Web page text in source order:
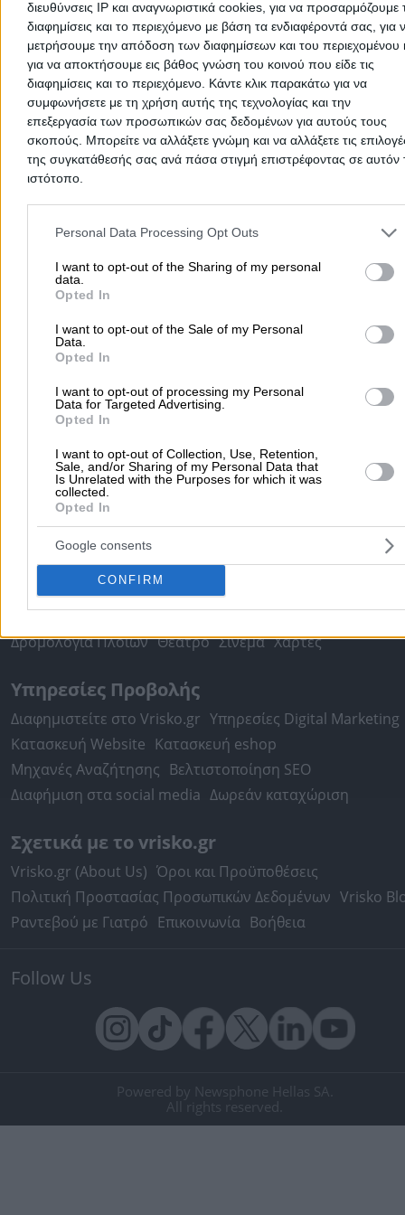
διευθύνσεις IP και αναγνωριστικά cookies, για να προσαρμόζουμε
διαφημίσεις και το περιεχόμενο με βάση τα ενδιαφέροντά σας, για
μετρήσουμε την απόδοση των διαφημίσεων και του περιεχομένου
για να αποκτήσουμε εις βάθος γνώση του κοινού που είδε τις
διαφημίσεις και το περιεχόμενο. Κάντε κλικ παρακάτω για να
συμφωνήσετε με τη χρήση αυτής της τεχνολογίας και την
επεξεργασία των προσωπικών σας δεδομένων για αυτούς τους
σκοπούς. Μπορείτε να αλλάξετε γνώμη και να αλλάξετε τις
της συγκατάθεσής σας ανά πάσα στιγμή επιστρέφοντας σε αυτόν
ιστότοπο.
Please note that this website/app uses one or more Google
and may gather and store information including but not limited to
to Google and its third-party tags to use your data for below
purposes in below Google consent section.
Personal Data Processing Opt Outs
I want to opt-out of the Sharing of my personal
data.
Opted In
I want to opt-out of the Sale of my Personal
Data.
Opted In
I want to opt-out of processing my Personal
Data for Targeted Advertising.
Opted In
I want to opt-out of Collection, Use, Retention,
Sale, and/or Sharing of my Personal Data that
Is Unrelated with the Purposes for which it was
collected.
Opted In
Google consents
CONFIRM
Ψυχοθεραπεία Φαρμακευτικές Εταιρείες
& Προϊόντα Φαρμακαποθήκες Γενικοί Οικογενειακοί
Τεχνητά Μέλη Ανθρώπινου Σώματος Καλλυντικά
Δερματολόγοι - Αφροδισιολόγοι
Οφθαλμίατροι
Ενδοκρινολόγοι
Γυναικολόγοι ΩΡΛ
Διαγνωστικά
Ορθοπαιδικά Είδη Φαρμακεία Ορθοπαιδικοί
Αρχική > Εφημερεύοντα & Ανοιχτά Φαρμακεία
Δημοφιλείς Αναζητήσεις
Μετακομίσεις & Μεταφορές Κλειδιά & Κλειδαριές
Ψυχολόγοι
Παιδικοί Σταθμοί
Υδραυλικοί - Υδραυλικές Εγκαταστάσεις
περισσότερα >>
Τοπική Αναζήτηση
Περιστέρι Καβάλα Τρίπολη Καλλιθέα Σέρρες
Ρόδος
Πειραιάς Κέρκυρα
Καλαμάτα
περισσότερα >>
Χρήσιμα Σήμερα
Εφημερίες Φαρμακείων Εφημερίες Νοσοκομείων
Τιμές Καυσίμων Ταχυδρομικοί Κώδικες Στοιχεία Α.Φ.Μ.
Δρομολόγια Πλοίων Θέατρο Σινεμά Χάρτες
Υπηρεσίες Προβολής
Διαφημιστείτε στο Vrisko.gr Υπηρεσίες Digital Marketing
Κατασκευή Website Κατασκευή eshop
Μηχανές Αναζήτησης Βελτιστοποίηση SEO
Διαφήμιση στα social media Δωρεάν καταχώριση
Σχετικά με το vrisko.gr
Vrisko.gr (About Us) Όροι και Προϋποθέσεις
Πολιτική Προστασίας Προσωπικών Δεδομένων Vrisko
Ραντεβού με Γιατρό Επικοινωνία Βοήθεια
Follow Us
Powered by Newsphone Hellas SA.
All rights reserved.